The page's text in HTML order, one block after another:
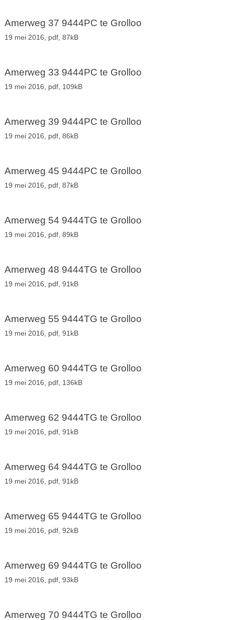
Amerweg 37 9444PC te Grolloo
19 mei 2016, pdf, 87kB
Amerweg 33 9444PC te Grolloo
19 mei 2016, pdf, 109kB
Amerweg 39 9444PC te Grolloo
19 mei 2016, pdf, 86kB
Amerweg 45 9444PC te Grolloo
19 mei 2016, pdf, 87kB
Amerweg 54 9444TG te Grolloo
19 mei 2016, pdf, 89kB
Amerweg 48 9444TG te Grolloo
19 mei 2016, pdf, 91kB
Amerweg 55 9444TG te Grolloo
19 mei 2016, pdf, 91kB
Amerweg 60 9444TG te Grolloo
19 mei 2016, pdf, 136kB
Amerweg 62 9444TG te Grolloo
19 mei 2016, pdf, 91kB
Amerweg 64 9444TG te Grolloo
19 mei 2016, pdf, 91kB
Amerweg 65 9444TG te Grolloo
19 mei 2016, pdf, 92kB
Amerweg 69 9444TG te Grolloo
19 mei 2016, pdf, 93kB
Amerweg 70 9444TG te Grolloo